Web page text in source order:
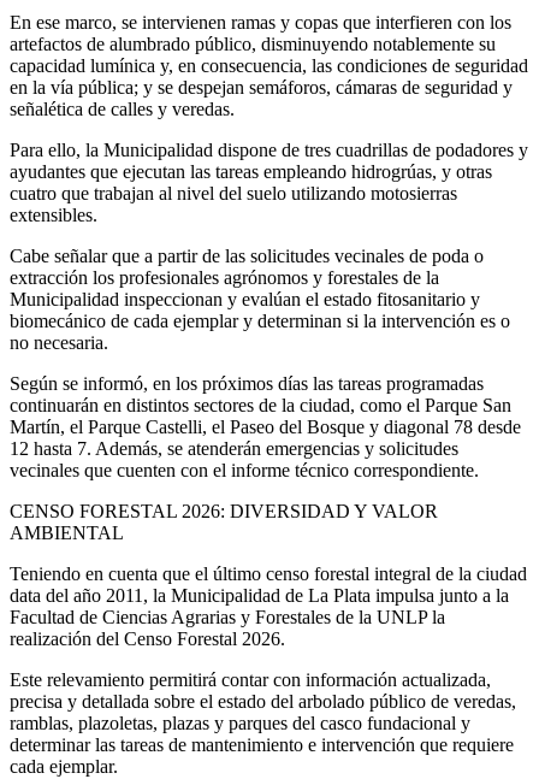
En ese marco, se intervienen ramas y copas que interfieren con los
artefactos de alumbrado público, disminuyendo notablemente su
capacidad lumínica y, en consecuencia, las condiciones de seguridad
en la vía pública; y se despejan semáforos, cámaras de seguridad y
señalética de calles y veredas.
Para ello, la Municipalidad dispone de tres cuadrillas de podadores y
ayudantes que ejecutan las tareas empleando hidrogrúas, y otras
cuatro que trabajan al nivel del suelo utilizando motosierras
extensibles.
Cabe señalar que a partir de las solicitudes vecinales de poda o
extracción los profesionales agrónomos y forestales de la
Municipalidad inspeccionan y evalúan el estado fitosanitario y
biomecánico de cada ejemplar y determinan si la intervención es o
no necesaria.
Según se informó, en los próximos días las tareas programadas
continuarán en distintos sectores de la ciudad, como el Parque San
Martín, el Parque Castelli, el Paseo del Bosque y diagonal 78 desde
12 hasta 7. Además, se atenderán emergencias y solicitudes
vecinales que cuenten con el informe técnico correspondiente.
CENSO FORESTAL 2026: DIVERSIDAD Y VALOR
AMBIENTAL
Teniendo en cuenta que el último censo forestal integral de la ciudad
data del año 2011, la Municipalidad de La Plata impulsa junto a la
Facultad de Ciencias Agrarias y Forestales de la UNLP la
realización del Censo Forestal 2026.
Este relevamiento permitirá contar con información actualizada,
precisa y detallada sobre el estado del arbolado público de veredas,
ramblas, plazoletas, plazas y parques del casco fundacional y
determinar las tareas de mantenimiento e intervención que requiere
cada ejemplar.